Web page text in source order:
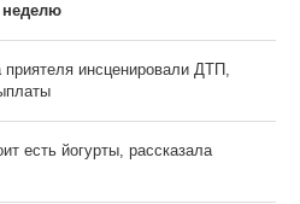
неделю
инсценировали ДТП,
есть йогурты, рассказала